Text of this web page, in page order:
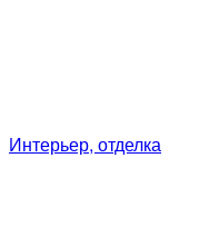
Интерьер, отделка